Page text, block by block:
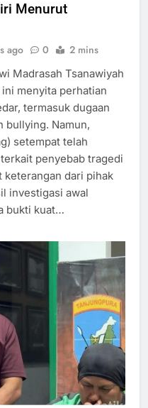
Menurut
ago 0 2 mins
Madrasah Tsanawiyah
menyita perhatian
termasuk dugaan
bullying. Namun,
setempat telah
penyebab tragedi
dari pihak
investigasi awal
bukti kuat…